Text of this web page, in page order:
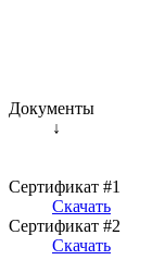
Документы
↓
Сертификат #1
Скачать
Сертификат #2
Скачать